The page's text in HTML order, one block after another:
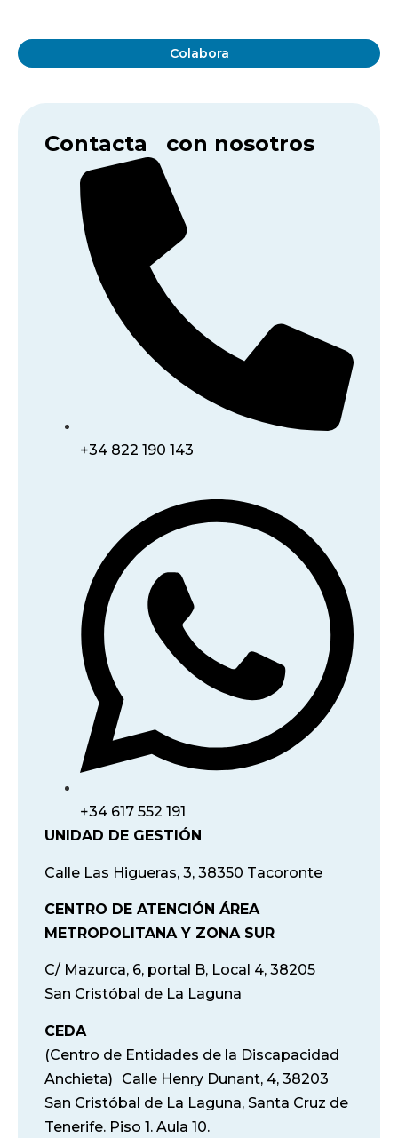
Colabora
Contacta con nosotros
+34 822 190 143
+34 617 552 191
UNIDAD DE GESTIÓN
Calle Las Higueras, 3, 38350 Tacoronte
CENTRO DE ATENCIÓN ÁREA
METROPOLITANA Y ZONA SUR
C/ Mazurca, 6, portal B, Local 4, 38205
San Cristóbal de La Laguna
CEDA
(Centro de Entidades de la Discapacidad
Anchieta) Calle Henry Dunant, 4, 38203
San Cristóbal de La Laguna, Santa Cruz de
Tenerife. Piso 1. Aula 10.